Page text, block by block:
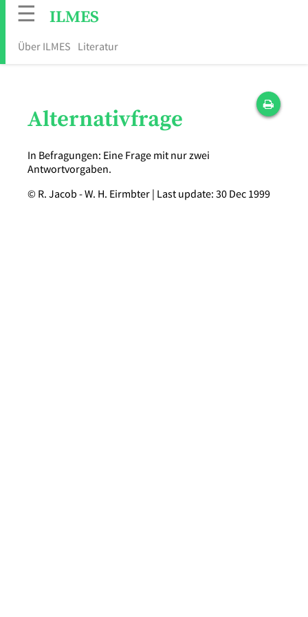
☰ ILMES
Über ILMES Literatur
Alternativfrage
In Befragungen: Eine Frage mit nur zwei
Antwortvorgaben.
© R. Jacob - W. H. Eirmbter | Last update: 30 Dec 1999